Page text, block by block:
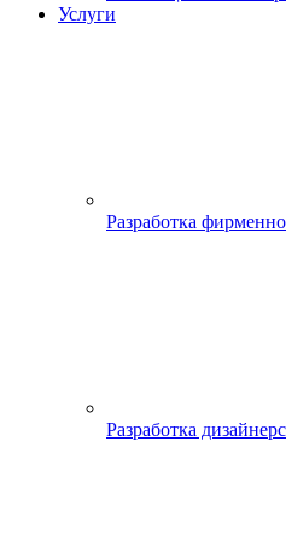
Услуги
Разработка
Разработка